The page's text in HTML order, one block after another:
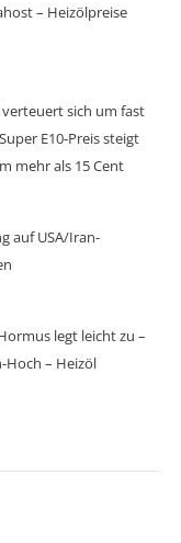
– Heizölpreise
sich um fast
E10-Preis steigt
mehr als 15 Cent
auf USA/Iran-
legt leicht zu –
Hoch – Heizöl